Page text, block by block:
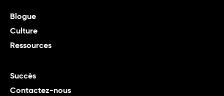
Blogue
Culture
Ressources
Succès
Contactez-nous